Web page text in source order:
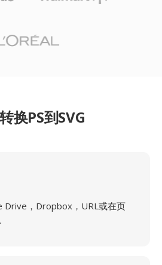
换PS到SVG
Drive，Dropbox，URL或在页